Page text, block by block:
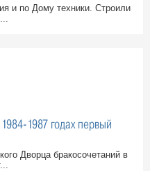
и по Дому техники. Строили
1987 годах первый
Дворца бракосочетаний в